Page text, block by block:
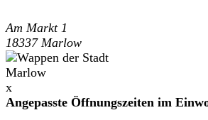
Am Markt 1
18337 Marlow
x
Angepasste Öffnungszeiten im